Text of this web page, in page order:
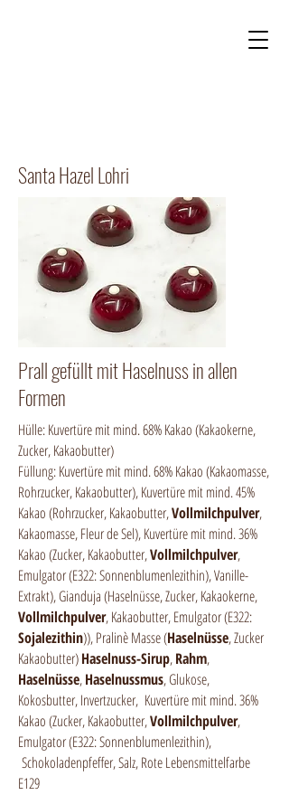
Santa Hazel Lohri
Prall gefüllt mit Haselnuss in allen
Formen
Hülle: Kuvertüre mit mind. 68% Kakao (Kakaokerne,
Zucker, Kakaobutter)
Füllung: Kuvertüre mit mind. 68% Kakao (Kakaomasse,
Rohrzucker, Kakaobutter), Kuvertüre mit mind. 45%
Kakao (Rohrzucker, Kakaobutter,Vollmilchpulver,
Kakaomasse, Fleur de Sel), Kuvertüre mit mind. 36%
Kakao (Zucker, Kakaobutter,Vollmilchpulver,
Emulgator (E322: Sonnenblumenlezithin), Vanille-
Extrakt), Gianduja (Haselnüsse, Zucker, Kakaokerne,
Vollmilchpulver, Kakaobutter, Emulgator (E322:
Sojalezithin)), Pralinè Masse (Haselnüsse, Zucker
Kakaobutter)Haselnuss-Sirup,Rahm,
Haselnüsse,Haselnussmus, Glukose,
Kokosbutter, Invertzucker, Kuvertüre mit mind. 36%
Kakao (Zucker, Kakaobutter,Vollmilchpulver,
Emulgator (E322: Sonnenblumenlezithin),
Schokoladenpfeffer, Salz, Rote Lebensmittelfarbe
E129